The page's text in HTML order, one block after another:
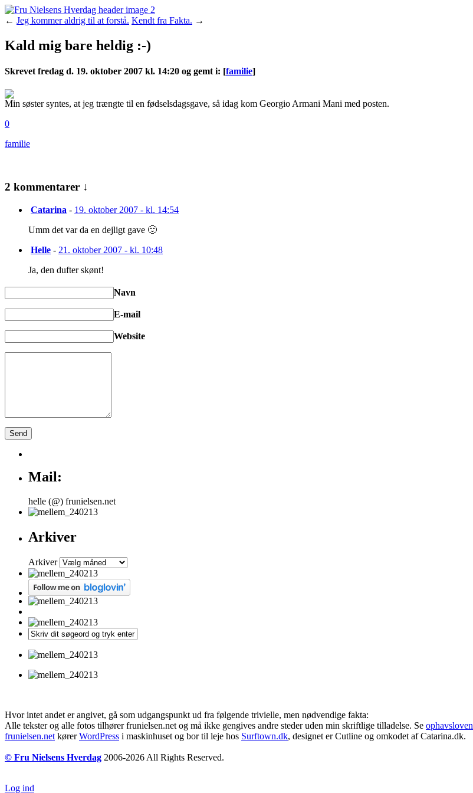
← Jeg kommer aldrig til at forstå. Kendt fra Fakta. →
Kald mig bare heldig :-)
Skrevet fredag d. 19. oktober 2007 kl. 14:20 og gemt i: [familie]
Min søster syntes, at jeg trængte til en fødselsdagsgave, så idag kom Georgio Armani Mani med posten.
0
familie
2 kommentarer ↓
Catarina - 19. oktober 2007 - kl. 14:54
Umm det var da en dejligt gave 🙂
Helle - 21. oktober 2007 - kl. 10:48
Ja, den dufter skønt!
Navn
E-mail
Website
Mail:
helle (@) frunielsen.net
Arkiver
Arkiver
Hvor intet andet er angivet, gå som udgangspunkt ud fra følgende trivielle, men nødvendige fakta:
Alle tekster og alle fotos tilhører frunielsen.net og må ikke gengives andre steder uden min skriftlige tilladelse. Se ophavsloven
frunielsen.net kørerWordPress i maskinhuset og bor til leje hos Surftown.dk, designet er Cutline og omkodet af Catarina.dk.
© Fru Nielsens Hverdag 2006-2026 All Rights Reserved.
Log ind